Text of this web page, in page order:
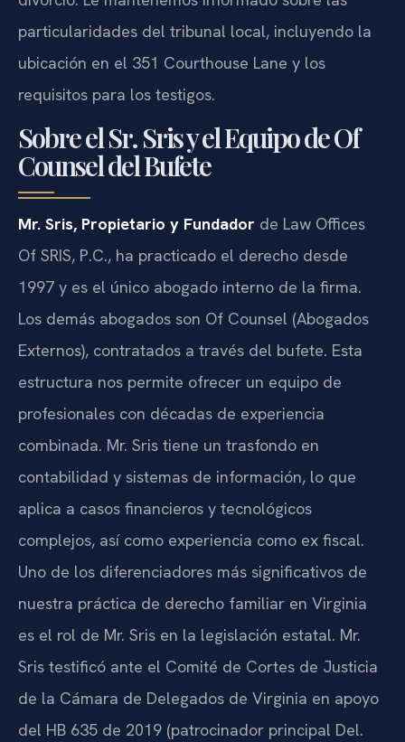
particularidades del tribunal local, incluyendo la
ubicación en el 351 Courthouse Lane y los
requisitos para los testigos.
Sobre el Sr. Sris y el Equipo de Of
Counsel del Bufete
Mr. Sris, Propietario y Fundador de Law Offices
Of SRIS, P.C., ha practicado el derecho desde
1997 y es el único abogado interno de la firma.
Los demás abogados son Of Counsel (Abogados
Externos), contratados a través del bufete. Esta
estructura nos permite ofrecer un equipo de
profesionales con décadas de experiencia
combinada. Mr. Sris tiene un trasfondo en
contabilidad y sistemas de información, lo que
aplica a casos financieros y tecnológicos
complejos, así como experiencia como ex fiscal.
Uno de los diferenciadores más significativos de
nuestra práctica de derecho familiar en Virginia
es el rol de Mr. Sris en la legislación estatal. Mr.
Sris testificó ante el Comité de Cortes de Justicia
de la Cámara de Delegados de Virginia en apoyo
del HB 635 de 2019 (patrocinador principal Del.